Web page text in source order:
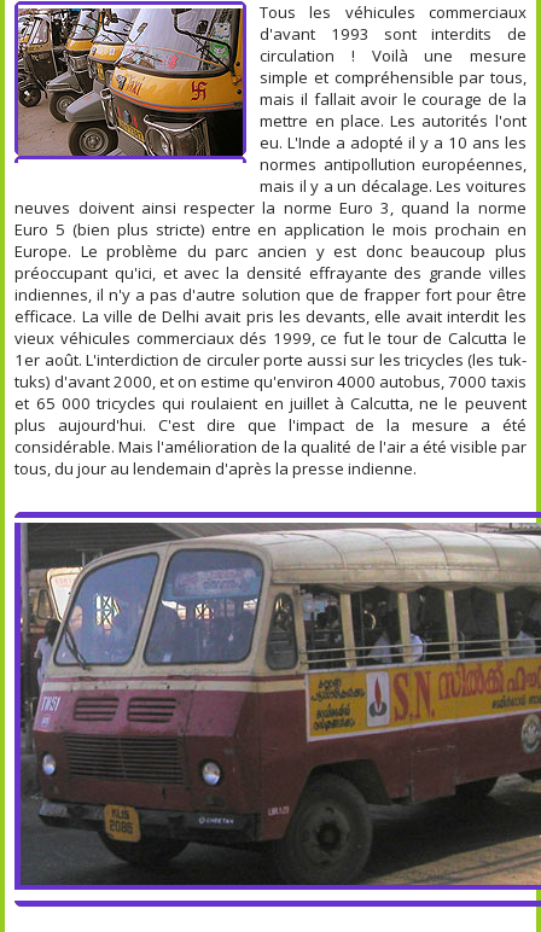
Tous les véhicules commerciaux
d'avant 1993 sont interdits de
circulation ! Voilà une mesure
simple et compréhensible par tous,
mais il fallait avoir le courage de la
mettre en place. Les autorités l'ont
eu. L'Inde a adopté il y a 10 ans les
normes antipollution européennes,
mais il y a un décalage. Les voitures
neuves doivent ainsi respecter la norme Euro 3, quand la norme
Euro 5 (bien plus stricte) entre en application le mois prochain en
Europe. Le problème du parc ancien y est donc beaucoup plus
préoccupant qu'ici, et avec la densité effrayante des grande villes
indiennes, il n'y a pas d'autre solution que de frapper fort pour être
efficace. La ville de Delhi avait pris les devants, elle avait interdit les
vieux véhicules commerciaux dés 1999, ce fut le tour de Calcutta le
1er août. L'interdiction de circuler porte aussi sur les tricycles (les tuk-
tuks) d'avant 2000, et on estime qu'environ 4000 autobus, 7000 taxis
et 65 000 tricycles qui roulaient en juillet à Calcutta, ne le peuvent
plus aujourd'hui. C'est dire que l'impact de la mesure a été
considérable. Mais l'amélioration de la qualité de l'air a été visible par
tous, du jour au lendemain d'après la presse indienne.